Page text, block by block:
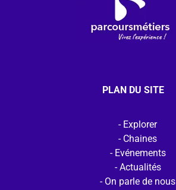
PLAN DU SITE
Explorer
Chaines
Evénements
Actualités
On parle de nous